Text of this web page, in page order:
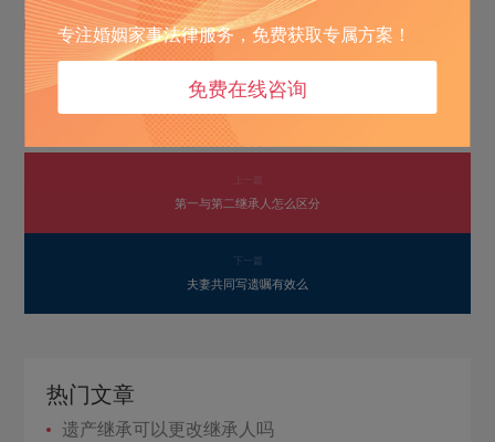
嘱作为执行依据。
上一篇
第一与第二继承人怎么区分
下一篇
夫妻共同写遗嘱有效么
热门文章
遗产继承可以更改继承人吗
专注婚姻家事法律服务，免费获取专属方案！
免费在线咨询